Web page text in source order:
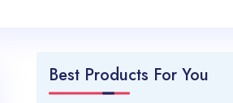
Best Products For You